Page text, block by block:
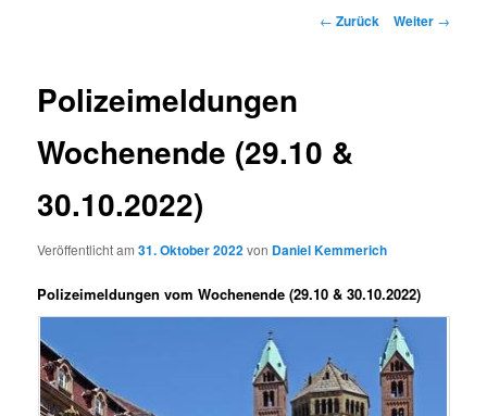
Beitrags-
← Zurück Weiter →
Polizeimeldungen
Wochenende (29.10 &
30.10.2022)
Veröffentlicht am31. Oktober 2022von Daniel Kemmerich
Polizeimeldungen vom Wochenende (29.10 & 30.10.2022)